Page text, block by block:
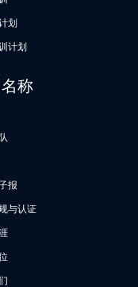
划
计划
称
报
与认证